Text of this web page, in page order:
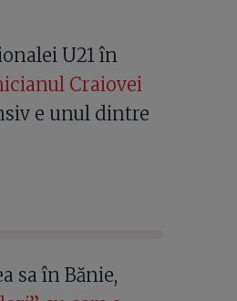
U21 în
Craiovei
e unul dintre
sa în Bănie,